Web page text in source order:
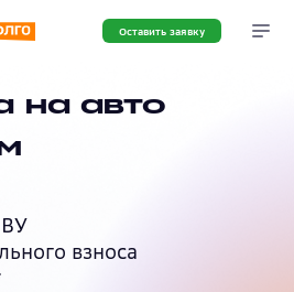
Оставить заявку
на авто
взноса